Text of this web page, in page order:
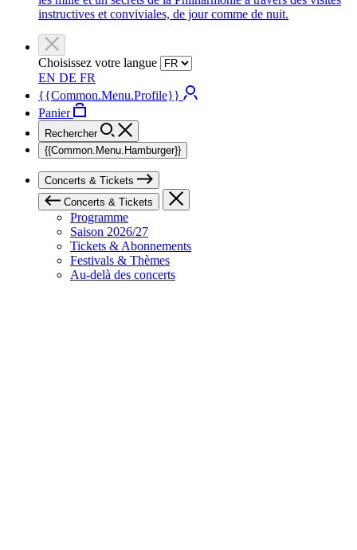
instructives et conviviales, de jour comme de nuit.
Choisissez votre langue
EN DE FR
{{Common.Menu.Profile}}
Panier
Rechercher
{{Common.Menu.Hamburger}}
Concerts & Tickets
Concerts & Tickets
Programme
Saison 2026/27
Tickets & Abonnements
Festivals & Thèmes
Au-delà des concerts